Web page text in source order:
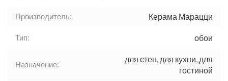
Производитель: Керама Марацци
Тип: обои
Назначение:
для стен, для кухни, для
гостиной